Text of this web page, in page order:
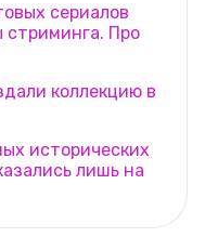
сериалов
стриминга. Про
коллекцию в
исторических
лишь на